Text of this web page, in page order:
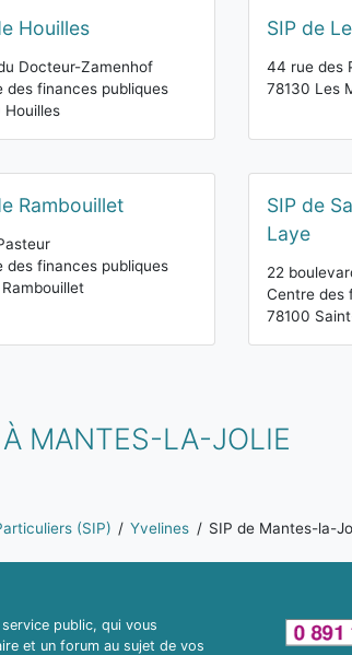
Houilles
Docteur-Zamenhof
des finances publiques
Houilles
SIP de
44 rue des
78130 Les
Rambouillet
des finances publiques
SIP de
Laye
22
Centre des
78100
MANTES-LA-JOLIE
(SIP) Yvelines SIP de Mantes-la-
public, qui vous
et un forum au sujet de vos